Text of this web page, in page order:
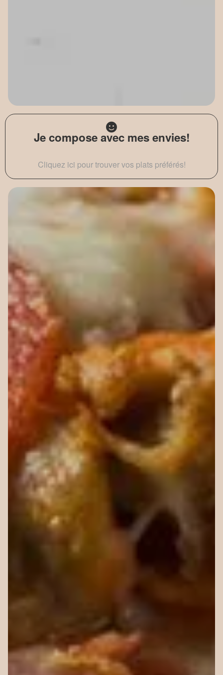
Je compose avec mes envies!
Cliquez ici pour trouver vos plats préférés!